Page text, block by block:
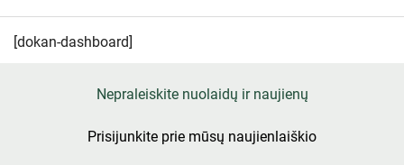
[dokan-dashboard]
Nepraleiskite nuolaidų ir naujienų
Prisijunkite prie mūsų naujienlaiškio